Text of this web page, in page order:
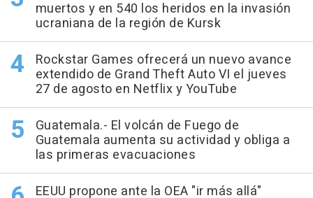
muertos y en 540 los heridos en la invasión
ucraniana de la región de Kursk
Rockstar Games ofrecerá un nuevo avance
extendido de Grand Theft Auto VI el jueves
27 de agosto en Netflix y YouTube
Guatemala.- El volcán de Fuego de
Guatemala aumenta su actividad y obliga a
las primeras evacuaciones
EEUU propone ante la OEA "ir más allá"